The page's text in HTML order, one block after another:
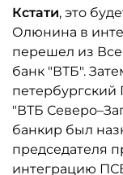
Кстати, это
Олюнина в
перешел из
банк "ВТБ".
"ВТБ
банкир был
председателя
интеграцию